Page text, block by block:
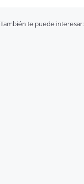
También te puede interesar: